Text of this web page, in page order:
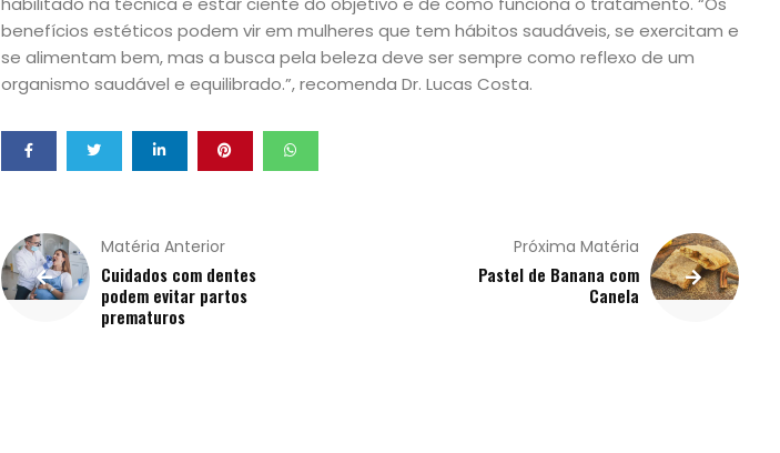
Receitas
Saúde
de
benefícios estéticos podem vir em mulheres que tem hábitos saudáveis, se exercitam e
se alimentam bem, mas a busca pela beleza deve ser sempre como reflexo de um
organismo saudável e equilibrado.”, recomenda Dr. Lucas Costa.
Matéria Anterior
Cuidados com dentes
podem evitar partos
prematuros
Próxima Matéria
Pastel de Banana com
Canela